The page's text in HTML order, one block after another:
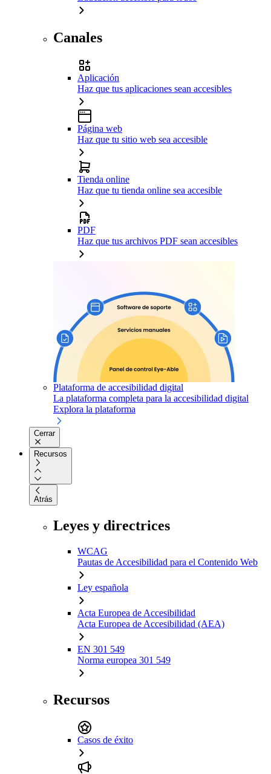
Canales
Aplicación
Haz que tus aplicaciones sean accesibles
Página web
Haz que tu sitio web sea accesible
Tienda online
Haz que tu tienda online sea accesible
PDF
Haz que tus archivos PDF sean accesibles
Plataforma de accesibilidad digital
La plataforma completa para la accesibilidad digital
Explora la plataforma
Cerrar
Recursos
Atrás
Leyes y directrices
WCAG
Pautas de Accesibilidad para el Contenido Web
Ley española
Acta Europea de Accesibilidad
Acta Europea de Accesibilidad (AEA)
EN 301 549
Norma europea 301 549
Recursos
Casos de éxito